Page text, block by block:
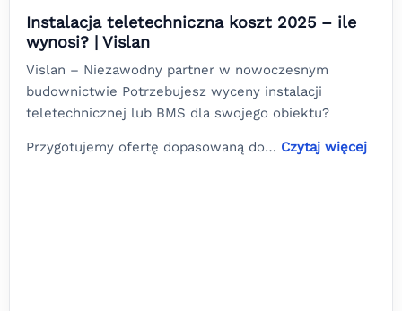
Instalacja teletechniczna koszt 2025 – ile
wynosi? | Vislan
Vislan – Niezawodny partner w nowoczesnym
budownictwie Potrzebujesz wyceny instalacji
teletechnicznej lub BMS dla swojego obiektu?
Przygotujemy ofertę dopasowaną do… Czytaj więcej